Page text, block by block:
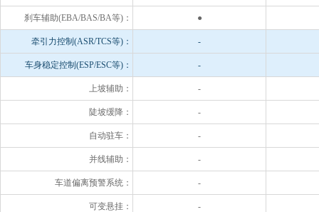
刹车辅助(EBA/BAS/BA等)： ●
牵引力控制(ASR/TCS等)： -
车身稳定控制(ESP/ESC等)： -
上坡辅助： -
陡坡缓降： -
自动驻车： -
并线辅助： -
车道偏离预警系统： -
可变悬挂： -